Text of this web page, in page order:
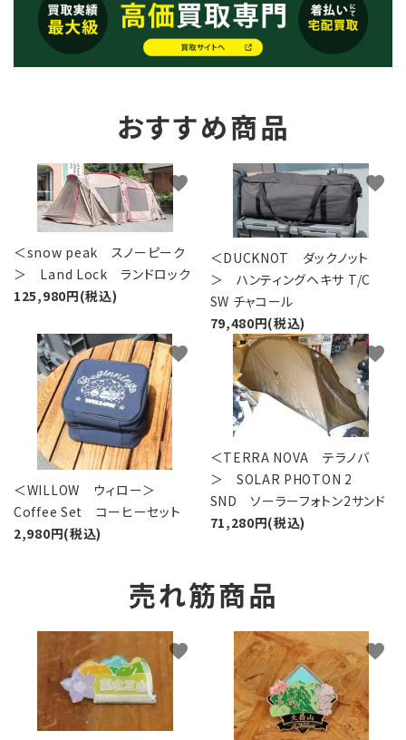
おすすめ商品
＜snow peak スノーピーク
＞ Land Lock ランドロック
125,980円(税込)
favorite
＜DUCKNOT ダックノット
＞ ハンティングヘキサ T/C
SW チャコール
79,480円(税込)
favorite
＜WILLOW ウィロー＞
Coffee Set コーヒーセット
2,980円(税込)
favorite
＜TERRA NOVA テラノバ
＞ SOLAR PHOTON 2
SND ソーラーフォトン2サンド
71,280円(税込)
favorite
売れ筋商品
favorite favorite